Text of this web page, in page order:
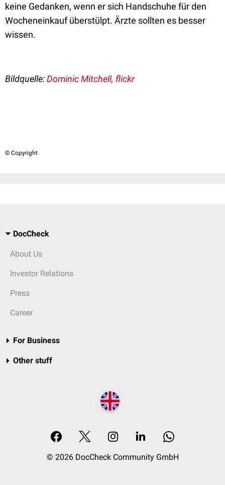
keine Gedanken, wenn er sich Handschuhe für den
Wocheneinkauf überstülpt. Ärzte sollten es besser
wissen.
Bildquelle:Dominic Mitchell, flickr
© Copyright
DocCheck
About Us
Investor Relations
Press
Career
For Business
Other stuff
© 2026 DocCheck Community GmbH